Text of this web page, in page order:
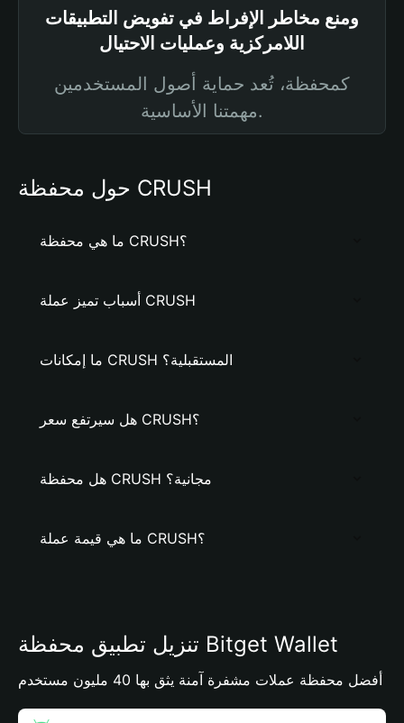
ومنع مخاطر الإفراط في تفويض التطبيقات
اللامركزية وعمليات الاحتيال
كمحفظة، تُعد حماية أصول المستخدمين
مهمتنا الأساسية.
حول محفظة CRUSH
ما هي محفظة CRUSH؟
أسباب تميز عملة CRUSH
ما إمكانات CRUSH المستقبلية؟
هل سيرتفع سعر CRUSH؟
هل محفظة CRUSH مجانية؟
ما هي قيمة عملة CRUSH؟
تنزيل تطبيق محفظة Bitget Wallet
أفضل محفظة عملات مشفرة آمنة يثق بها 40 مليون مستخدم